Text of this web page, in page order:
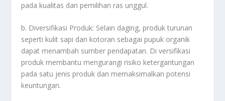
pada kualitas dan pemilihan ras unggul.
b. Diversifikasi Produk: Selain daging, produk turunan
seperti kulit sapi dan kotoran sebagai pupuk organik
dapat menambah sumber pendapatan. Di versifikasi
produk membantu mengurangi risiko ketergantungan
pada satu jenis produk dan memaksimalkan potensi
keuntungan.